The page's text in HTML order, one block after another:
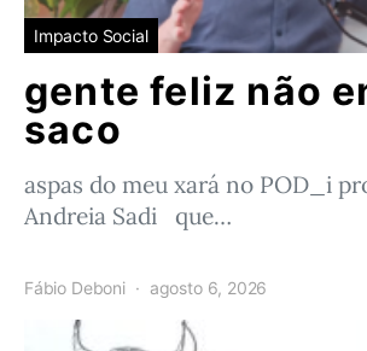
Impacto Social
gente feliz não
saco
aspas do meu xará no POD_i
Andreia Sadi que…
Fábio Deboni agosto 6, 2026